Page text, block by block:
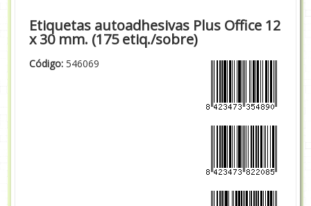
Etiquetas autoadhesivas Plus Office 12
x 30 mm. (175 etiq./sobre)
Código: 546069